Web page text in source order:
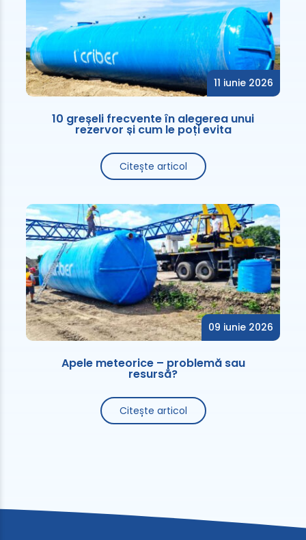
11 iunie 2026
10 greșeli frecvente în alegerea unui
rezervor și cum le poți evita
Citește articol
09 iunie 2026
Apele meteorice – problemă sau
resursă?
Citește articol